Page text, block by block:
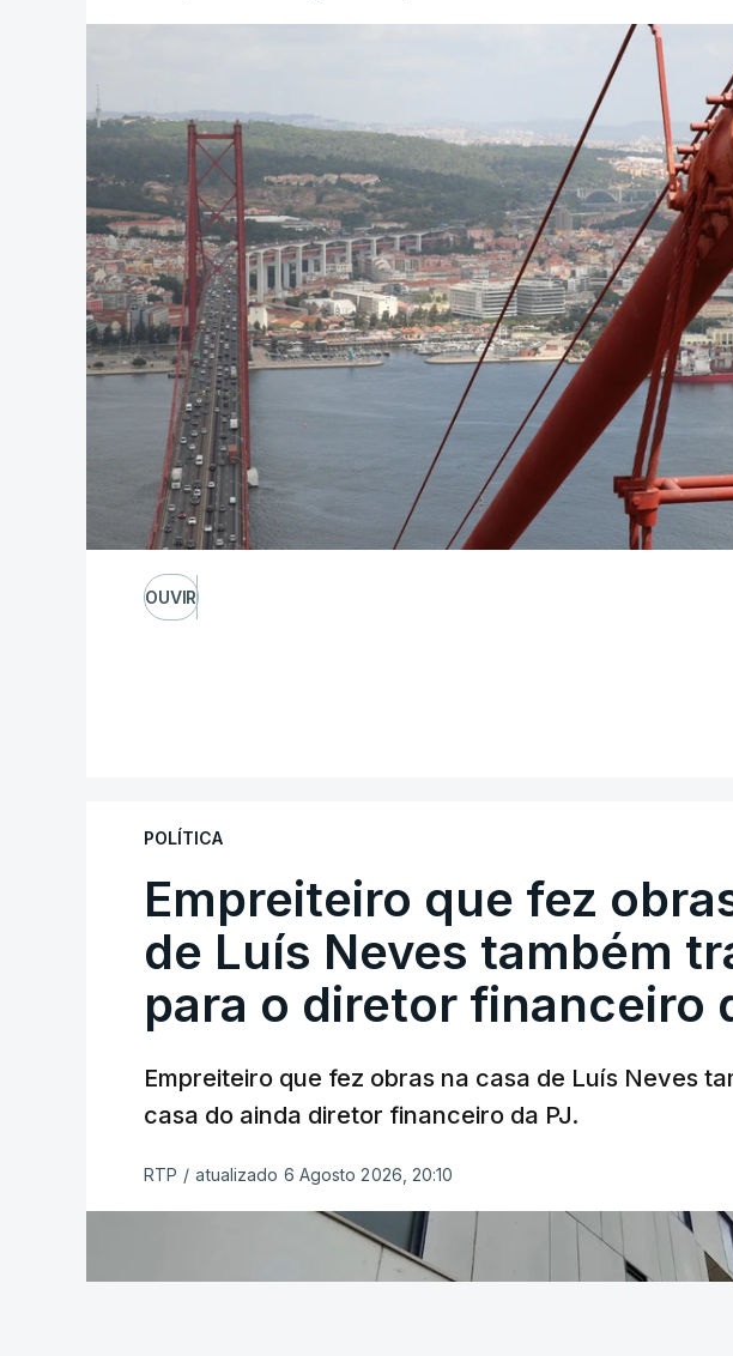
OUVIR
POLÍTICA
Empreiteiro que fez
de Luís Neves também
para o diretor financeiro
Empreiteiro que fez obras na casa de Luís Neves
casa do ainda diretor financeiro da PJ.
RTP / atualizado 6 Agosto 2026, 20:10